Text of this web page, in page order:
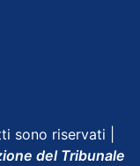
sono riservati |
del Tribunale